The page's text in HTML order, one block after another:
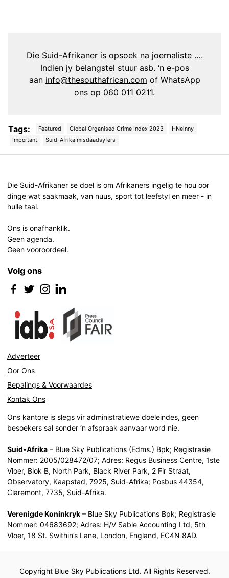
Die Suid-Afrikaner is opsoek na joernaliste ….
Indien jy belangstel stuur asb. ‘n e-pos
aan info@thesouthafrican.com of WhatsApp
ons op 060 011 0211.
Tags: Featured Global Organised Crime Index 2023
HNelnny
Important
Suid-Afrika misdaadsyfers
Die Suid-Afrikaner se doel is om Afrikaners ingelig te hou oor
dinge wat saakmaak, van nuus, sport tot leefstyl en meer - in
hulle taal.
Ons is onafhanklik.
Geen agenda.
Geen vooroordeel.
Volg ons
Adverteer
Oor Ons
Bepalings & Voorwaardes
Kontak Ons
Ons kantore is slegs vir administratiewe doeleindes, geen
besoekers sal sonder ‘n afspraak aanvaar word nie.
Suid-Afrika – Blue Sky Publications (Edms.) Bpk; Registrasie
Nommer: 2005/028472/07; Adres: Regus Business Centre, 1ste
Vloer, Blok B, North Park, Black River Park, 2 Fir Straat,
Observatory, Kaapstad, 7925, Suid-Afrika; Posbus 44354,
Claremont, 7735, Suid-Afrika.
Verenigde Koninkryk – Blue Sky Publications Bpk; Registrasie
Nommer: 04683692; Adres: H/V Sable Accounting Ltd, 5th
Vloer, 18 St. Swithin’s Lane, London, England, EC4N 8AD.
Copyright Blue Sky Publications Ltd. All Rights Reserved.